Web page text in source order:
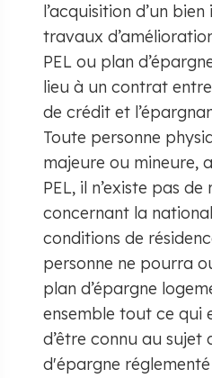
l’acquisition d’un
travaux
PEL ou plan
lieu à un contrat
de crédit et
Toute personne
majeure ou mineure,
PEL, il n’existe pas
concernant la
conditions de
personne ne pourra
plan d’épargne
ensemble tout ce qui
d’être connu au sujet
d'épargne